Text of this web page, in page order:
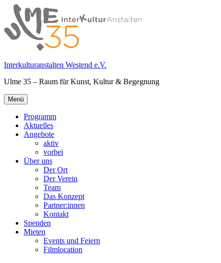
Springe
zum
Inhalt
Interkulturanstalten Westend e.V.
Ulme 35 – Raum für Kunst, Kultur & Begegnung
Primäres
Menü
Menü
Programm
Aktuelles
Angebote
aktiv
vorbei
Über uns
Der Ort
Der Verein
Team
Das Konzept
Partner:innen
Kontakt
Spenden
Mieten
Events und Feiern
Filmlocation